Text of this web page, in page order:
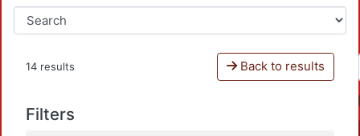
14 results Back to results
Filters